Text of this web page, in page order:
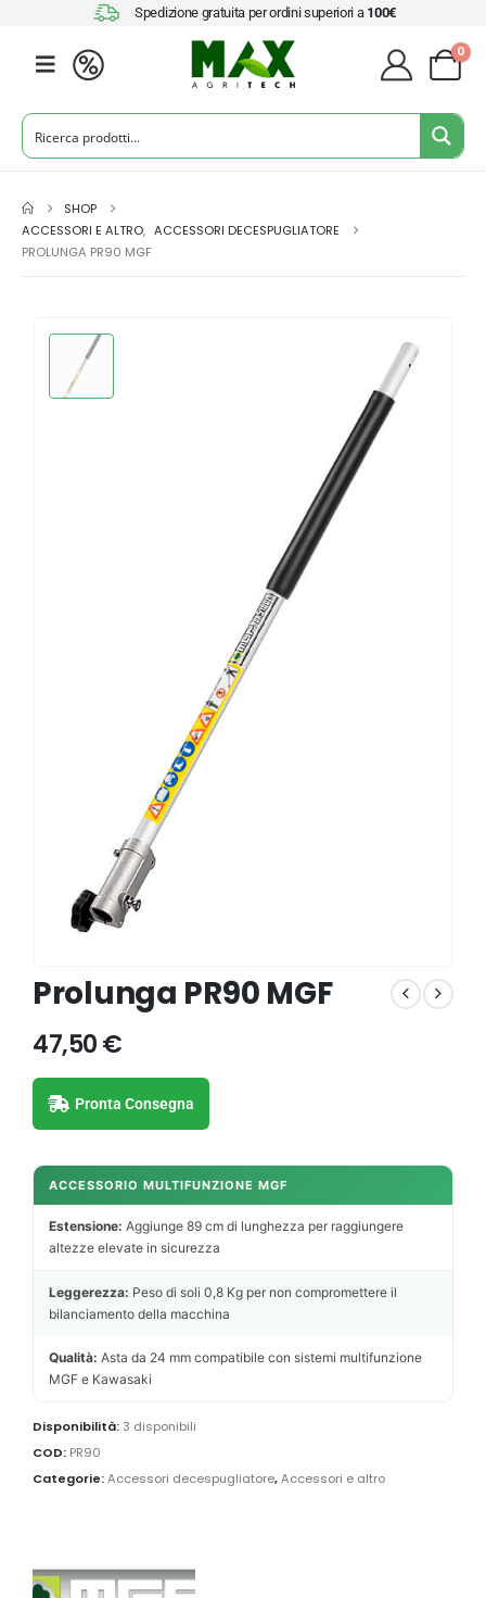
Spedizione gratuita per ordini superiori a 100€
0
SHOP
ACCESSORI E ALTRO, ACCESSORI DECESPUGLIATORE
PROLUNGA PR90 MGF
Prolunga PR90 MGF
47,50€
Pronta Consegna
ACCESSORIO MULTIFUNZIONE MGF
Estensione: Aggiunge 89 cm di lunghezza per raggiungere
altezze elevate in sicurezza
Leggerezza: Peso di soli 0,8 Kg per non compromettere il
bilanciamento della macchina
Qualità: Asta da 24 mm compatibile con sistemi multifunzione
MGF e Kawasaki
Disponibilità:3 disponibili
COD: PR90
Categorie:Accessori decespugliatore,Accessori e altro